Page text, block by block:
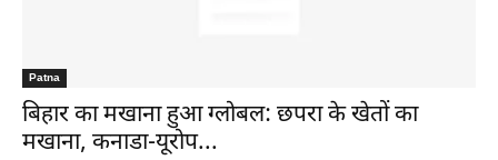
Patna
बिहार का मखाना हुआ ग्लोबल: छपरा के खेतों का
मखाना, कनाडा-यूरोप...